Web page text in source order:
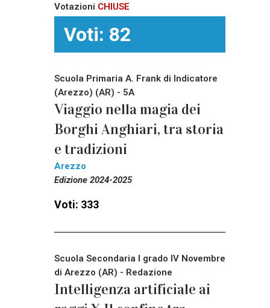
Votazioni CHIUSE
Voti: 82
Scuola Primaria A. Frank di Indicatore
(Arezzo) (AR) - 5A
Viaggio nella magia dei
Borghi Anghiari, tra storia
e tradizioni
Arezzo
Edizione 2024-2025
Voti: 333
Scuola Secondaria I grado IV Novembre
di Arezzo (AR) - Redazione
Intelligenza artificiale ai